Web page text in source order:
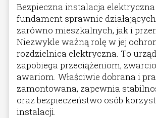
Bezpieczna instalacja
fundament sprawnie
zarówno mieszkalnych, jak i
Niezwykle ważną rolę w jej
rozdzielnica elektryczna. To
zapobiega przeciążeniom,
awariom. Właściwie dobrana i
zamontowana, zapewnia
oraz bezpieczeństwo osób
instalacji.